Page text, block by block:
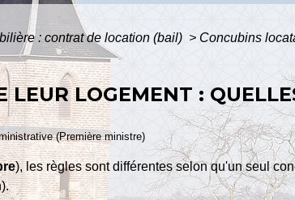
: contrat de location (bail) > Concubins
LEUR LOGEMENT :
(Première ministre)
), les règles sont différentes selon qu'un seul